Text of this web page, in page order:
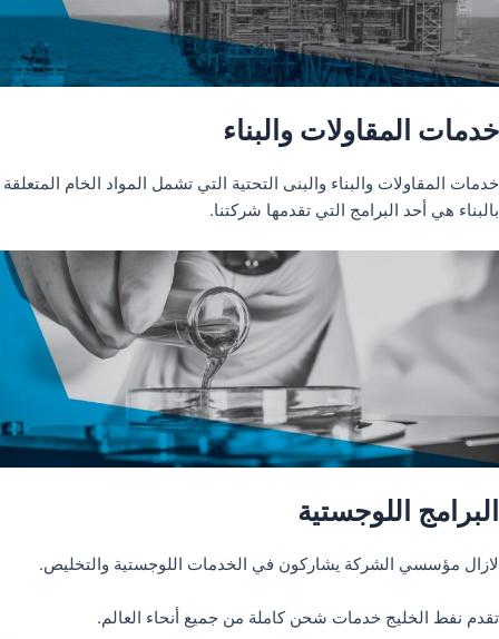
خدمات المقاولات والبناء
خدمات المقاولات والبناء والبنى التحتية التي تشمل المواد الخام المتعلقة
بالبناء هي أحد البرامج التي تقدمها شركتنا.
البرامج اللوجستية
لازال مؤسسي الشركة يشاركون في الخدمات اللوجستية والتخليص.
تقدم نفط الخليج خدمات شحن كاملة من جميع أنحاء العالم.